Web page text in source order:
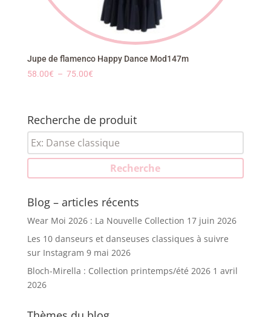
Jupe de flamenco Happy Dance Mod147m
58.00€ – 75.00€Plage
75.00€
Recherche de produit
Recherche
pour :
Recherche
Blog – articles récents
Wear Moi 2026 : La Nouvelle Collection 17 juin 2026
Les 10 danseurs et danseuses classiques à suivre
sur Instagram 9 mai 2026
Bloch-Mirella : Collection printemps/été 2026 1 avril
2026